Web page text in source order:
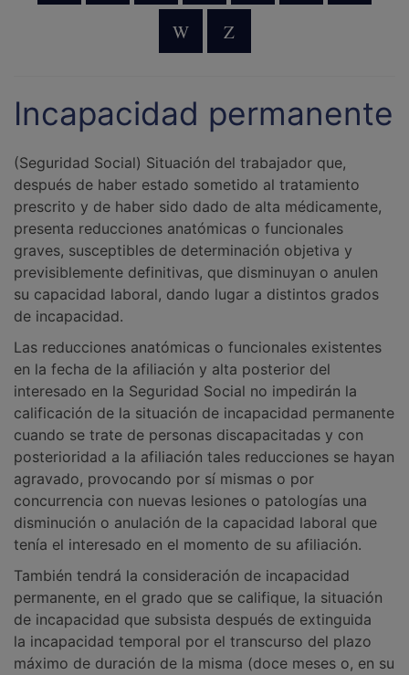
W Z
Incapacidad permanente
(Seguridad Social) Situación del trabajador que,
después de haber estado sometido al tratamiento
prescrito y de haber sido dado de alta médicamente,
presenta reducciones anatómicas o funcionales
graves, susceptibles de determinación objetiva y
previsiblemente definitivas, que disminuyan o anulen
su capacidad laboral, dando lugar a distintos grados
de incapacidad.
Las reducciones anatómicas o funcionales existentes
en la fecha de la afiliación y alta posterior del
interesado en la Seguridad Social no impedirán la
calificación de la situación de incapacidad permanente
cuando se trate de personas discapacitadas y con
posterioridad a la afiliación tales reducciones se hayan
agravado, provocando por sí mismas o por
concurrencia con nuevas lesiones o patologías una
disminución o anulación de la capacidad laboral que
tenía el interesado en el momento de su afiliación.
También tendrá la consideración de incapacidad
permanente, en el grado que se califique, la situación
de incapacidad que subsista después de extinguida
la incapacidad temporal por el transcurso del plazo
máximo de duración de la misma (doce meses o, en su